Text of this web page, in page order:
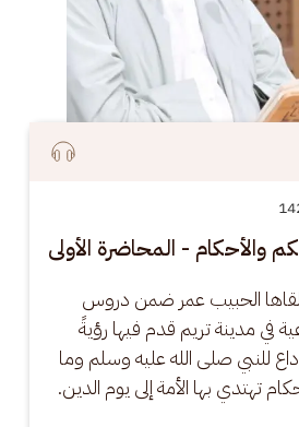
والأحكام - المحاضرة الأولى
الحبيب عمر ضمن دروس
في مدينة تريم قدم فيها رؤيةً
للنبي صلى الله عليه وسلم وما
تهتدي بها الأمة إلى يوم الدين.